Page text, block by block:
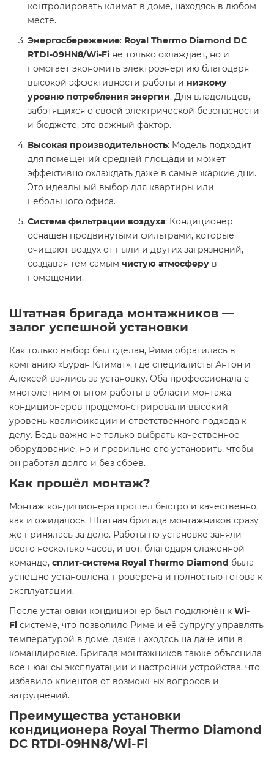
контролировать климат в доме, находясь в любом
месте.
Энергосбережение: Royal Thermo Diamond DC
RTDI-09HN8/Wi-Fi не только охлаждает, но и
помогает экономить электроэнергию благодаря
высокой эффективности работы и низкому
уровню потребления энергии. Для владельцев,
заботящихся о своей электрической безопасности
и бюджете, это важный фактор.
Высокая производительность: Модель подходит
для помещений средней площади и может
эффективно охлаждать даже в самые жаркие дни.
Это идеальный выбор для квартиры или
небольшого офиса.
Система фильтрации воздуха: Кондиционер
оснащён продвинутыми фильтрами, которые
очищают воздух от пыли и других загрязнений,
создавая тем самым чистую атмосферу в
помещении.
Штатная бригада монтажников —
залог успешной установки
Как только выбор был сделан, Рима обратилась в
компанию «Буран Климат», где специалисты Антон и
Алексей взялись за установку. Оба профессионала с
многолетним опытом работы в области монтажа
кондиционеров продемонстрировали высокий
уровень квалификации и ответственного подхода к
делу. Ведь важно не только выбрать качественное
оборудование, но и правильно его установить, чтобы
он работал долго и без сбоев.
Как прошёл монтаж?
Монтаж кондиционера прошёл быстро и качественно,
как и ожидалось. Штатная бригада монтажников сразу
же принялась за дело. Работы по установке заняли
всего несколько часов, и вот, благодаря слаженной
команде, сплит-система Royal Thermo Diamond была
успешно установлена, проверена и полностью готова к
эксплуатации.
После установки кондиционер был подключён к Wi-
Fi системе, что позволило Риме и её супругу управлять
температурой в доме, даже находясь на даче или в
командировке. Бригада монтажников также объяснила
все нюансы эксплуатации и настройки устройства, что
избавило клиентов от возможных вопросов и
затруднений.
Преимущества установки
кондиционера Royal Thermo Diamond
DC RTDI-09HN8/Wi-Fi